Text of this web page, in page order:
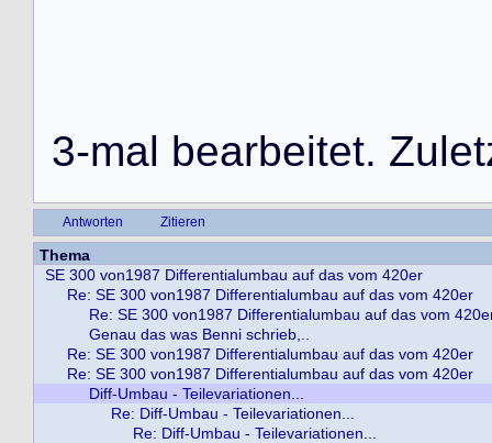
3-mal bearbeitet. Zulet
Antworten Zitieren
Thema
SE 300 von1987 Differentialumbau auf das vom 420er
Re: SE 300 von1987 Differentialumbau auf das vom 420er
Re: SE 300 von1987 Differentialumbau auf das vom
Genau das was Benni schrieb,..
Re: SE 300 von1987 Differentialumbau auf das vom 420er
Re: SE 300 von1987 Differentialumbau auf das vom 420er
Diff-Umbau - Teilevariationen...
Re: Diff-Umbau - Teilevariationen...
Re: Diff-Umbau - Teilevariationen...